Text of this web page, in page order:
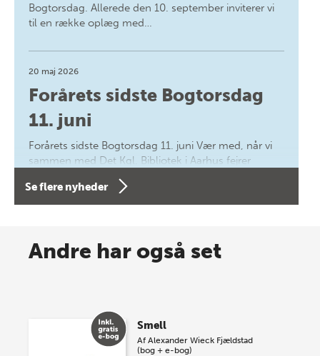
Bogtorsdag. Allerede den 10. september inviterer vi
til en række oplæg med…
20 maj 2026
Forårets sidste Bogtorsdag
11. juni
Forårets sidste Bogtorsdag 11. juni Vær med, når vi
sammen med Det Kgl. Bibliotek i Aarhus fejrer
forfatterne bag vores nyes…
Spar op til 70% til sommer-
store sommer-lagersalg, så sæt kryds i kalenderen
onsdag den 10. j…
Se flere nyheder
Andre har også set
Smell
AfAlexander Wieck Fjældstad
(bog + e-bog)